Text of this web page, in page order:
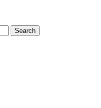
Search